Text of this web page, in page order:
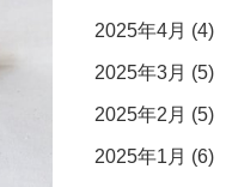
2025年4月 (4)
2025年3月 (5)
2025年2月 (5)
2025年1月 (6)